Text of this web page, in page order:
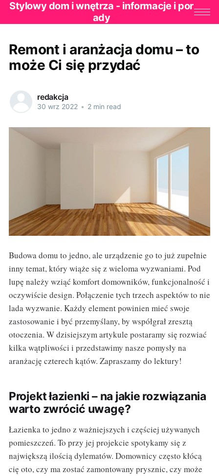
Stylowy dom i wnętrza - informacje i por
ady
Remont i aranżacja domu – to
może Ci się przydać
redakcja
30 wrz 2022 • 2 min read
Budowa domu to jedno, ale urządzenie go to już zupełnie
inny temat, który wiąże się z wieloma wyzwaniami. Pod
lupę należy wziąć komfort domowników, funkcjonalność i
oczywiście design. Połączenie tych trzech aspektów to nie
lada wyzwanie. Każdy element powinien mieć swoje
zastosowanie i być przemyślany, by współgrał zresztą
otoczenia. W dzisiejszym artykule postaramy się rozwiać
kilka wątpliwości i przedstawimy nasze pomysły na
aranżację czterech kątów. Zapraszamy do lektury!
Projekt łazienki – na jakie rozwiązania
warto zwrócić uwagę?
Łazienka to jedno z ważniejszych i częściej używanych
pomieszczeń. To przy jej projekcie spotykamy się z
największą ilością dylematów. Domownicy często kłócą
cię oto, czy ma zostać zamontowany prysznic, czy może